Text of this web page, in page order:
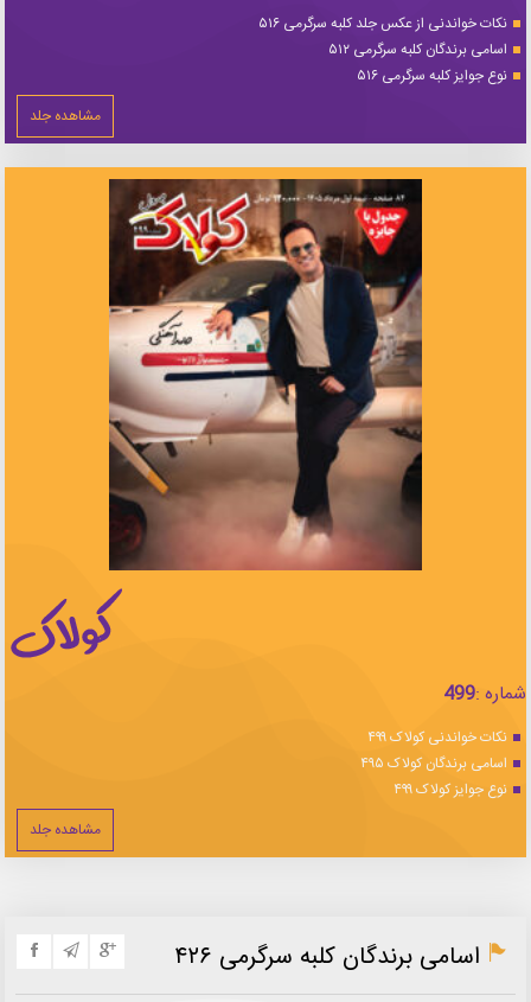
نکات خواندنی از عکس جلد کلبه سرگرمی ۵۱۶
اسامی برندگان کلبه سرگرمی ۵۱۲
نوع جوایز کلبه سرگرمی ۵۱۶
مشاهده جلد
شماره :499
نکات خواندنی کولاک ۴۹۹
اسامی برندگان کولاک ۴۹۵
نوع جوایز کولاک ۴۹۹
مشاهده جلد
اسامی برندگان کلبه سرگرمی ۴۲۶